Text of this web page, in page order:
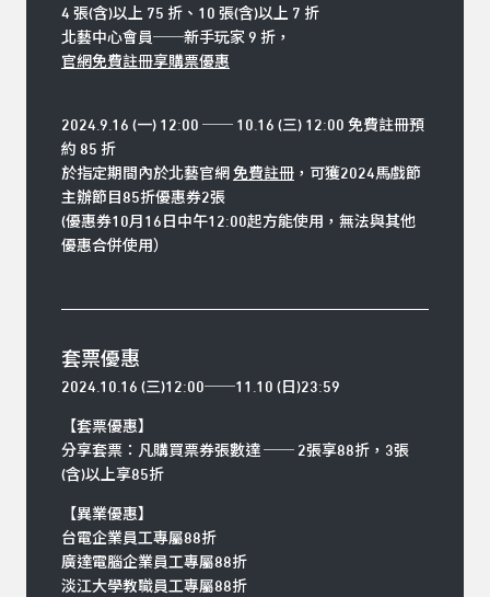
4 張(含)以上 75 折、10 張(含)以上 7 折
北藝中心會員──新手玩家 9 折，
官網免費註冊享購票優惠
2024.9.16 (一) 12:00 ── 10.16 (三) 12:00 免費註冊預
約 85 折
於指定期間內於北藝官網 免費註冊 ，可獲2024馬戲節
主辦節目85折優惠券2張
(優惠券10月16日中午12:00起方能使用，無法與其他
優惠合併使用）
套票優惠
2024.10.16 (三)12:00──11.10 (日)23:59
【套票優惠】
分享套票：凡購買票券張數達 ── 2張享88折，3張
(含)以上享85折
【異業優惠】
台電企業員工專屬88折
廣達電腦企業員工專屬88折
淡江大學教職員工專屬88折